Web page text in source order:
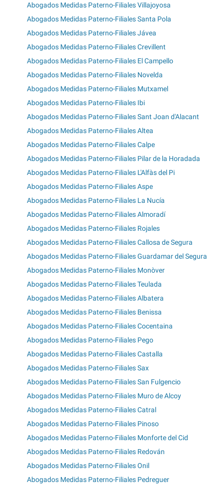
Abogados Medidas Paterno-Filiales Villajoyosa
Abogados Medidas Paterno-Filiales Santa Pola
Abogados Medidas Paterno-Filiales Jávea
Abogados Medidas Paterno-Filiales Crevillent
Abogados Medidas Paterno-Filiales El Campello
Abogados Medidas Paterno-Filiales Novelda
Abogados Medidas Paterno-Filiales Mutxamel
Abogados Medidas Paterno-Filiales Ibi
Abogados Medidas Paterno-Filiales Sant Joan d'Alacant
Abogados Medidas Paterno-Filiales Altea
Abogados Medidas Paterno-Filiales Calpe
Abogados Medidas Paterno-Filiales Pilar de la Horadada
Abogados Medidas Paterno-Filiales L'Alfàs del Pi
Abogados Medidas Paterno-Filiales Aspe
Abogados Medidas Paterno-Filiales La Nucía
Abogados Medidas Paterno-Filiales Almoradí
Abogados Medidas Paterno-Filiales Rojales
Abogados Medidas Paterno-Filiales Callosa de Segura
Abogados Medidas Paterno-Filiales Guardamar del Segura
Abogados Medidas Paterno-Filiales Monòver
Abogados Medidas Paterno-Filiales Teulada
Abogados Medidas Paterno-Filiales Albatera
Abogados Medidas Paterno-Filiales Benissa
Abogados Medidas Paterno-Filiales Cocentaina
Abogados Medidas Paterno-Filiales Pego
Abogados Medidas Paterno-Filiales Castalla
Abogados Medidas Paterno-Filiales Sax
Abogados Medidas Paterno-Filiales San Fulgencio
Abogados Medidas Paterno-Filiales Muro de Alcoy
Abogados Medidas Paterno-Filiales Catral
Abogados Medidas Paterno-Filiales Pinoso
Abogados Medidas Paterno-Filiales Monforte del Cid
Abogados Medidas Paterno-Filiales Redován
Abogados Medidas Paterno-Filiales Onil
Abogados Medidas Paterno-Filiales Pedreguer